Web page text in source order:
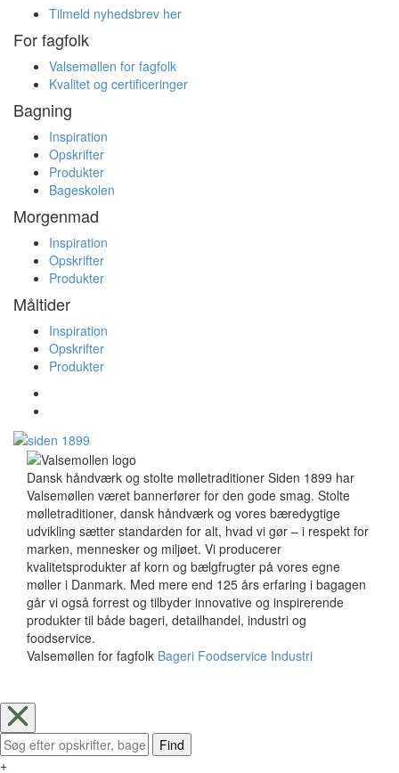
Tilmeld nyhedsbrev her
For fagfolk
Valsemøllen for fagfolk
Kvalitet og certificeringer
Bagning
Inspiration
Opskrifter
Produkter
Bageskolen
Morgenmad
Inspiration
Opskrifter
Produkter
Måltider
Inspiration
Opskrifter
Produkter
Dansk håndværk og stolte mølletraditioner Siden 1899 har
Valsemøllen været bannerfører for den gode smag. Stolte
mølletraditioner, dansk håndværk og vores bæredygtige
udvikling sætter standarden for alt, hvad vi gør – i respekt for
marken, mennesker og miljøet. Vi producerer
kvalitetsprodukter af korn og bælgfrugter på vores egne
møller i Danmark. Med mere end 125 års erfaring i bagagen
går vi også forrest og tilbyder innovative og inspirerende
produkter til både bageri, detailhandel, industri og
foodservice.
Valsemøllen for fagfolk Bageri Foodservice Industri
Find
+